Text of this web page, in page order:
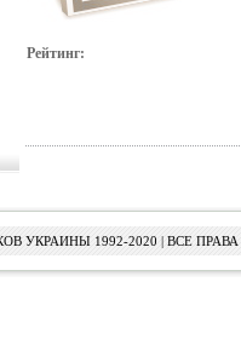
Рейтинг:
УКРАИНЫ 1992-2020 | ВСЕ